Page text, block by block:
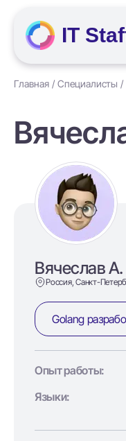
IT
Главная Специалисты
Вячеслав А.
Россия, Санкт-
Golang
Опыт работы:
Языки: